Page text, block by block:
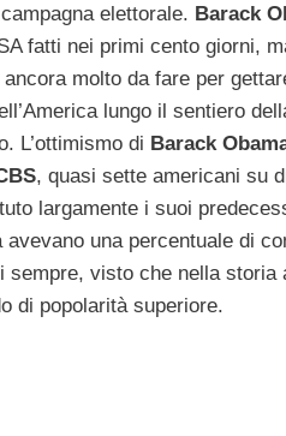
elettorale. Barack
fatti nei primi cento giorni,
ancora molto da fare per
lungo il sentiero
L’ottimismo di Barack
, quasi sette americani su
largamente i suoi
una percentuale di
sempre, visto che nella storia
di popolarità superiore.